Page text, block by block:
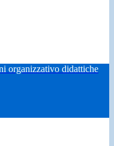
organizzativo didattiche